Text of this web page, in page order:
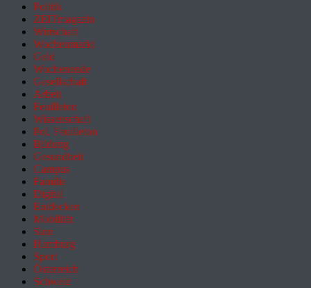
Politik
ZEITmagazin
Wirtschaft
Wochenmarkt
Geld
Wochenende
Gesellschaft
Arbeit
Feuilleton
Wissenschaft
Pol. Feuilleton
Bildung
Gesundheit
Campus
Familie
Digital
Entdecken
Mobilität
Sinn
Hamburg
Sport
Österreich
Schweiz